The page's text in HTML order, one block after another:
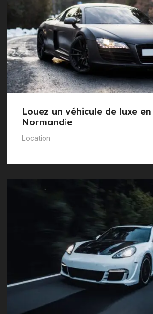
Louez un véhicule de luxe en
Normandie
Location